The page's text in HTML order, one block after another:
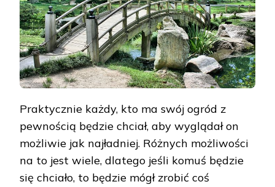
Praktycznie każdy, kto ma swój ogród z
pewnością będzie chciał, aby wyglądał on
możliwie jak najładniej. Różnych możliwości
na to jest wiele, dlatego jeśli komuś będzie
się chciało, to będzie mógł zrobić coś